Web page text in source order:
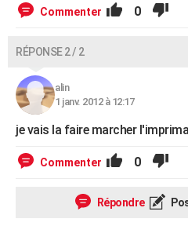
Commenter 0
RÉPONSE 2 / 2
alin
1 janv. 2012 à 12:17
je vais la faire marcher
Commenter 0
Répondre